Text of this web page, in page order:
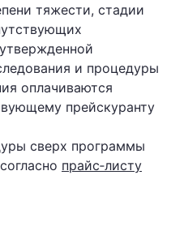
тяжести, стадии
и процедуры
оплачиваются
прейскуранту
сверх программы
прайс‐листу